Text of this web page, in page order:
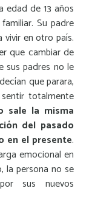
edad de 13 años
Su padre
en otro país.
que cambiar de
sus padres no le
que parara,
totalmente
sale la misma
del pasado
en el presente.
emocional en
la persona no se
sus nuevos